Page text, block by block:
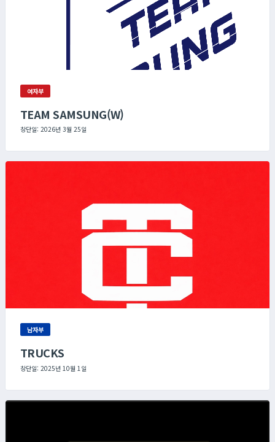
여자부
TEAM SAMSUNG(W)
창단일: 2026년 3월 25일
남자부
TRUCKS
창단일: 2025년 10월 1일